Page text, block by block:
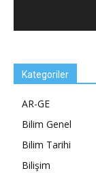
Kategoriler
AR-GE
Bilim Genel
Bilim Tarihi
Bilişim